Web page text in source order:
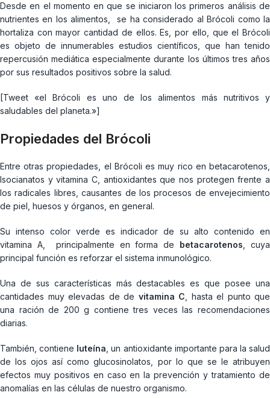
Desde en el momento en que se iniciaron los primeros análisis de
nutrientes en los alimentos, se ha considerado al Brócoli como la
hortaliza con mayor cantidad de ellos. Es, por ello, que el Brócoli
es objeto de innumerables estudios científicos, que han tenido
repercusión mediática especialmente durante los últimos tres años
por sus resultados positivos sobre la salud.
[Tweet «el Brócoli es uno de los alimentos más nutritivos y
saludables del planeta.»]
Propiedades del Brócoli
Entre otras propiedades, el Brócoli es muy rico en betacarotenos,
Isocianatos y vitamina C, antioxidantes que nos protegen frente a
los radicales libres, causantes de los procesos de envejecimiento
de piel, huesos y órganos, en general.
Su intenso color verde es indicador de su alto contenido en
vitamina A, principalmente en forma de betacarotenos , cuya
principal función es reforzar el sistema inmunológico.
Una de sus características más destacables es que posee una
cantidades muy elevadas de de vitamina C , hasta el punto que
una ración de 200 g contiene tres veces las recomendaciones
diarias.
También, contiene luteína , un antioxidante importante para la salud
de los ojos así como glucosinolatos, por lo que se le atribuyen
efectos muy positivos en caso en la prevención y tratamiento de
anomalías en las células de nuestro organismo.